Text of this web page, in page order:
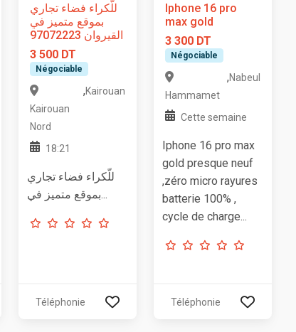
للّكراء فضاء تجاري
بموقع متميز في
القيروان 97072223
3 500 DT
Négociable
Kairouan
Nord
,Kairouan
18:21
للّكراء فضاء تجاري
بموقع متميز في...
Téléphonie
Iphone 16 pro
max gold
3 300 DT
Négociable
Hammamet
,Nabeul
Cette semaine
Iphone 16 pro max
gold presque neuf
,zéro micro rayures
batterie 100% ,
cycle de charge...
Téléphonie